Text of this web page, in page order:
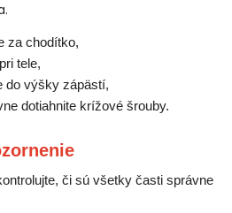
za chodítko,
tele,
do výšky zápästí,
dotiahnite krížové šrouby.
či sú všetky časti správne